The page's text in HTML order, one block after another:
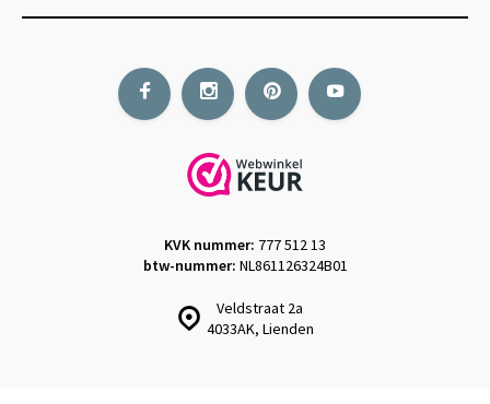
Veldstraat 2a
4033AK, Lienden
KVK nummer: 777 512 13
btw-nummer: NL861126324B01